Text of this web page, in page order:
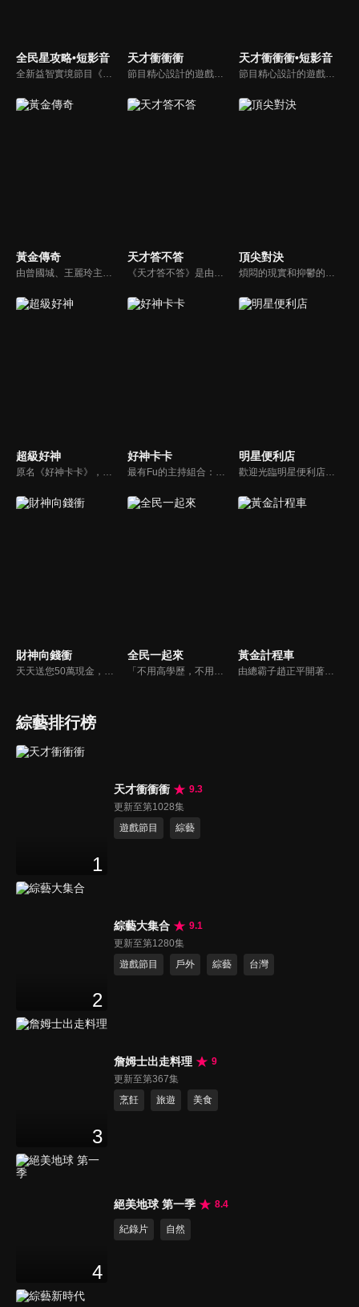
全民星攻略•短影音 天才衝衝衝
節目精心設計的遊戲內容，包括深受觀眾喜愛並且火紅於各大專院校的【TEMPO系列】，考驗藝人用肢體表達能力以及聯想能力的【你是WORD演】、【會演是英雄】，考驗英文程度的【EAR傳耳ABC】，超簡單、超爆笑的【看你怎麼說】，以及考驗藝人反應、機智以及隊友默契的【不可能的默契】等單元，逗趣又爆笑！
天才衝衝衝•短影音
節目精心設計的遊戲內容，包括深受觀眾喜愛並且火紅於各大專院校的【TEMPO系列】，考驗藝人用肢體表達能力以及聯想能力的【你是WORD演】、【會演是英雄】，考驗英文程度的【EAR傳耳ABC】，超簡單、超爆笑的【看你怎麼說】，以及考驗藝人反應、機智以及隊友默契的【不可能的默契】等單元，逗趣又爆笑！
黃金傳奇
由曾國城、王麗玲主持，許多人記憶中的經典外景綜藝節目之一。每次闖關成功的隊伍，可獲得藏寶圖；拼湊出完整藏寶圖者，可憑著藏寶圖提示至寶箱放置處；最後以正確寶箱之正確答案鑰匙開啟成功者，除隊長本身外的每位參賽者，即可獲得價值新台幣5萬元之黃金金牌。
天才答不答
《天才答不答》是由吳宗憲和吳怡霈共同主持的益智節目。節目設立高額的獎金來考驗藝人們真實的人性，同時將題目立體化，讓你身歷其境去冒險答題。更有哪些出乎意料的處罰，讓藝人羞愧的不想再答錯！一個最接近「人性」與「真實」的益智節目，現在就讓吳宗憲帶你輕鬆玩轉知識。
頂尖對決
煩悶的現實和抑鬱的社會，你需要的就是笑、大聲笑、開口笑，《頂尖對決》就要你笑到落ㄟ骸，最具綜藝實力的庹宗康，和喜感十足的納豆各自領軍對抗，藝人搞笑pk笑果十足，《頂尖對決》讓你忘掉一週煩惱！
超級好神
原名《好神卡卡》，後改名為《超級好神》，是一檔益智類綜藝節目，由「A咖天王」徐乃麟搭配黃鐙輝主持。「好神智慧王」、「好神記憶王」、「誰是爆點王」、「好神送好禮」四個單元，讓來賓一較高下。比反應，比記憶，比機智，比膽識，幸運女神的眷顧與遠離永遠都是個未知數！
好神卡卡
最有Fu的主持組合：「A咖天王」徐乃麟+「好神天心」朱芯儀+「真理大學校花」洪棠+「台大獸醫碩士」LYDIA。遊戲的層層關卡，來賓必須要和主持人比反應，比記憶，比機智，比膽識，幸運女神的眷顧與遠離永遠都是個未知數！
明星便利店
歡迎光臨明星便利店！你覺得便利店裡面有什麼？關東煮？茶葉蛋？還是讓你尖叫的大明星？一家擁有明星的便利店，到底有多稀奇，你會不會想要光臨呢？
財神向錢衝
天天送您50萬現金，還有汽車大獎！不考智力、體力，挑戰家人、同事、同學、朋友互相了解的成渡和共同生活經驗。快來參加《財神向前衝》大獎通通送給您。
全民一起來
「不用高學歷，不用會答題，全民一起來，獎金拿不完！」《全民一起來》是一檔結合手機遊戲的大型現場直播益智節目，「記憶、觀察、反應、平衡、敏捷...」，多道關卡考驗挑戰者的多元智能及體能，見證藝人明星各項不可思議的挑戰。
黃金計程車
由總霸子趙正平開著計程車在街頭隨機找尋搭車路人，進行機智問答，如果十題答對就可以拿走金元寶！如果沒有答對，就把當前獎金減一個0然後發放！另外節目中總霸子趙正平還會帶我們遍尋美食名景。
綜藝排行榜
1
天才衝衝衝
9.3
更新至第1028集
遊戲節目
綜藝
2
綜藝大集合
9.1
更新至第1280集
遊戲節目
戶外 綜藝 台灣
3
詹姆士出走料理
9
更新至第367集
烹飪
旅遊 美食
4
絕美地球 第一季 8.4
紀錄片 自然